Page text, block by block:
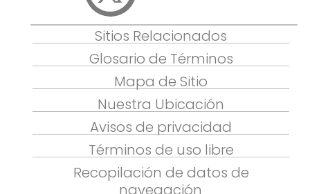
Sitios Relacionados
Glosario de Términos
Mapa de Sitio
Nuestra Ubicación
Avisos de privacidad
Términos de uso libre
Recopilación de datos de
navegación